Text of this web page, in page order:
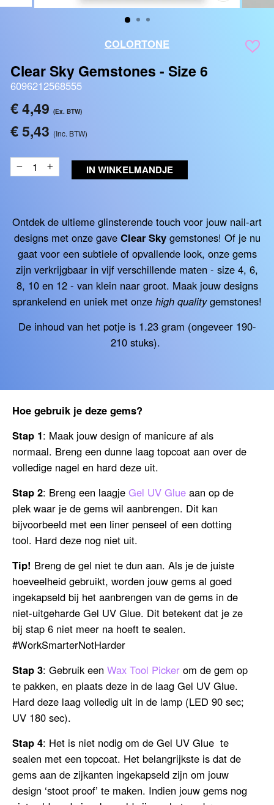
(ESC)
COLORTONE
Clear Sky Gemstones - Size 6
6096212568555
Reguliere
€ 4,49 (Ex. BTW)
€ 5,43 (Inc. BTW)
− + IN WINKELMANDJE
Ontdek de ultieme glinsterende touch voor jouw nail-art
designs met onze gave Clear Skygemstones! Of je nu
gaat voor een subtiele of opvallende look, onze gems
zijn verkrijgbaar in vijf verschillende maten - size 4, 6,
8, 10 en 12 - van klein naar groot. Maak jouw designs
sprankelend en uniek met onze high qualitygemstones!
De inhoud van het potje is 1.23 gram (ongeveer 190-
210 stuks).
Hoe gebruik je deze gems?
Stap 1: Maak jouw design of manicure af als
normaal. Breng een dunne laag topcoat aan over de
volledige nagel en hard deze uit.
Stap 2: Breng een laagje Gel UV Glue aan op de
plek waar je de gems wil aanbrengen. Dit kan
bijvoorbeeld met een liner penseel of een dotting
tool. Hard deze nog niet uit.
Tip! Breng de gel niet te dun aan. Als je de juiste
hoeveelheid gebruikt, worden jouw gems al goed
ingekapseld bij het aanbrengen van de gems in de
niet-uitgeharde Gel UV Glue. Dit betekent dat je ze
bij stap 6 niet meer na hoeft te sealen.
#WorkSmarterNotHarder
Stap 3: Gebruik een Wax Tool Picker om de gem op
te pakken, en plaats deze in de laag Gel UV Glue.
Hard deze laag volledig uit in de lamp (LED 90 sec;
UV 180 sec).
Stap 4: Het is niet nodig om de Gel UV Glue te
sealen met een topcoat. Het belangrijkste is dat de
gems aan de zijkanten ingekapseld zijn om jouw
design ‘stoot proof’ te maken. Indien jouw gems nog